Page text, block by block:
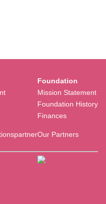
Foundation
Mission Statement
Foundation History
Finances
Our Partners